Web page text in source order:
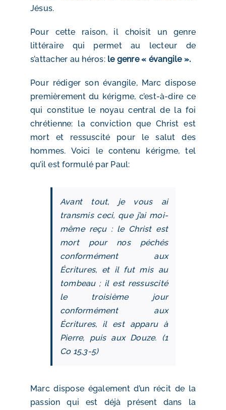
Jésus.
Pour cette raison, il choisit un genre
littéraire qui permet au lecteur de
s’attacher au héros: le genre « évangile ».
Pour rédiger son évangile, Marc dispose
premièrement du kérigme, c’est-à-dire ce
qui constitue le noyau central de la foi
chrétienne: la conviction que Christ est
mort et ressuscité pour le salut des
hommes. Voici le contenu kérigme, tel
qu’il est formulé par Paul:
Avant tout, je vous ai
transmis ceci, que j’ai moi-
même reçu : le Christ est
mort pour nos péchés
conformément aux
Écritures, et il fut mis au
tombeau ; il est ressuscité
le troisième jour
conformément aux
Écritures, il est apparu à
Pierre, puis aux Douze. (1
Co 15,3-5)
Marc dispose également d’un récit de la
passion qui est déjà présent dans la